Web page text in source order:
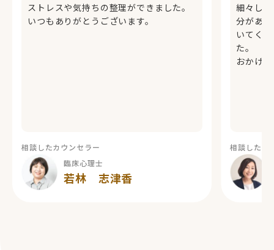
ストレスや気持ちの整理ができました。
いつもありがとうございます。
相談したカウンセラー
臨床心理士
若林 志津香
細々し
分があ
いてく
た。
おかげ
相談したカ